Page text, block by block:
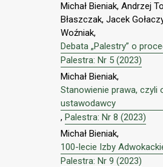
Michał Bieniak, Andrzej
Błaszczak, Jacek
Woźniak,
Debata „Palestry” o
Palestra: Nr 5 (2023)
Michał Bieniak,
Stanowienie prawa, czyli
ustawodawcy
, Palestra: Nr 8 (2023)
Michał Bieniak,
100-lecie Izby
Palestra: Nr 9 (2023)